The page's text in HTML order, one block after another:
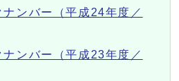
ンバー（平成24年度／
ンバー（平成23年度／